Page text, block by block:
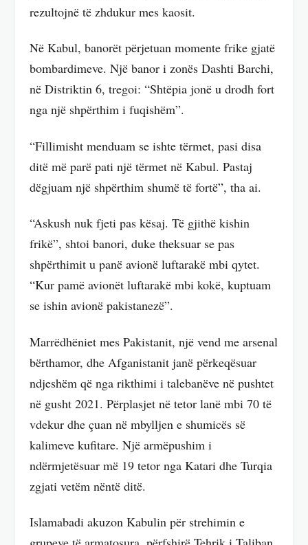
rezultojnë të zhdukur mes kaosit.
Në Kabul, banorët përjetuan momente frike gjatë
bombardimeve. Një banor i zonës Dashti Barchi,
në Distriktin 6, tregoi: “Shtëpia jonë u drodh fort
nga një shpërthim i fuqishëm”.
“Fillimisht menduam se ishte tërmet, pasi disa
ditë më parë pati një tërmet në Kabul. Pastaj
dëgjuam një shpërthim shumë të fortë”, tha ai.
“Askush nuk fjeti pas kësaj. Të gjithë kishin
frikë”, shtoi banori, duke theksuar se pas
shpërthimit u panë avionë luftarakë mbi qytet.
“Kur pamë avionët luftarakë mbi kokë, kuptuam
se ishin avionë pakistanezë”.
Marrëdhëniet mes Pakistanit, një vend me arsenal
bërthamor, dhe Afganistanit janë përkeqësuar
ndjeshëm që nga rikthimi i talebanëve në pushtet
në gusht 2021. Përplasjet në tetor lanë mbi 70 të
vdekur dhe çuan në mbylljen e shumicës së
kalimeve kufitare. Një armëpushim i
ndërmjetësuar më 19 tetor nga Katari dhe Turqia
zgjati vetëm nëntë ditë.
Islamabadi akuzon Kabulin për strehimin e